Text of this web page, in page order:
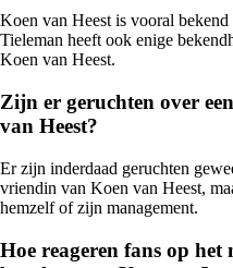
Koen van Heest is vooral
Tieleman heeft ook enige
Koen van Heest.
Zijn er geruchten over
van Heest?
Er zijn inderdaad geruchten
vriendin van Koen van Heest,
hemzelf of zijn management.
Hoe reageren fans op het